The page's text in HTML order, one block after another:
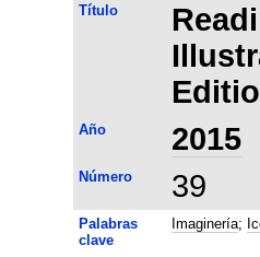
Título
Año 2015
Número 39
Palabras
clave
Imaginería;